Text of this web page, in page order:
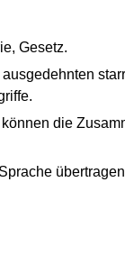
Gesetz.
die